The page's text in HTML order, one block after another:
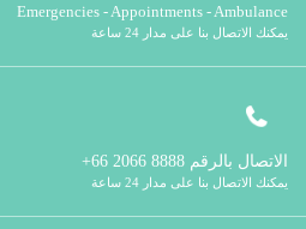
Emergencies - Appointments - Ambulance
يمكنك الاتصال بنا على مدار 24 ساعة
الاتصال بالرقم
يمكنك الاتصال بنا على مدار 24 ساعة